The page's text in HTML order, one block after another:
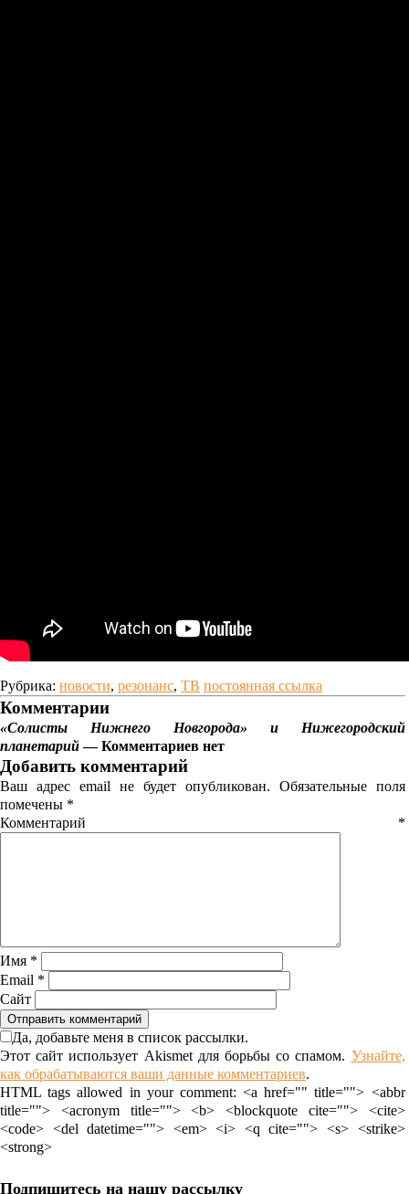
Рубрика: новости, резонанс, ТВ постоянная ссылка
Комментарии
«Солисты Нижнего Новгорода» и Нижегородский
планетарий— Комментариев нет
Добавить комментарий
Ваш адрес email не будет опубликован.
Обязательные поля
помечены *
Комментарий *
Имя *
Email *
Сайт
Да, добавьте меня в список рассылки.
Этот сайт использует Akismet для борьбы со спамом. Узнайте,
как обрабатываются ваши данные комментариев.
HTML tags allowed in your comment: <a href="" title=""> <abbr
title=""> <acronym title=""> <b> <blockquote cite=""> <cite>
<code> <del datetime=""> <em> <i> <q cite=""> <s> <strike>
<strong>
Подпишитесь на нашу рассылку